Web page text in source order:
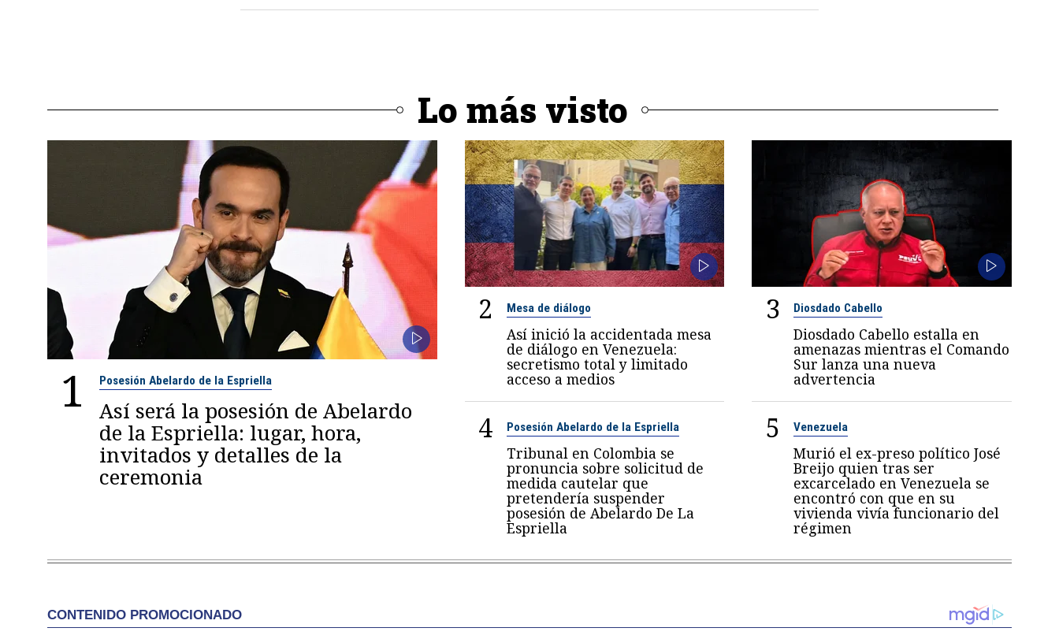
Lo más visto
1 Posesión Abelardo de la Espriella
Así será la posesión de Abelardo
de la Espriella: lugar, hora,
invitados y detalles de la
ceremonia
2 Mesa de diálogo
Así inició la accidentada mesa
de diálogo en Venezuela:
secretismo total y limitado
acceso a medios
3 Diosdado Cabello
Diosdado Cabello estalla en
amenazas mientras el Comando
Sur lanza una nueva
advertencia
4 Posesión Abelardo de la Espriella
Tribunal en Colombia se
pronuncia sobre solicitud de
medida cautelar que
pretendería suspender
posesión de Abelardo De La
Espriella
5 Venezuela
Murió el ex-preso político José
Breijo quien tras ser
excarcelado en Venezuela se
encontró con que en su
vivienda vivía funcionario del
régimen